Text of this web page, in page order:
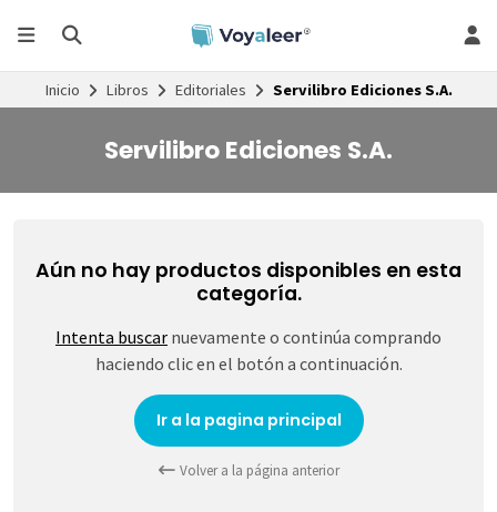
Inicio Libros Editoriales Servilibro Ediciones S.A.
Servilibro Ediciones S.A.
Aún no hay productos disponibles en esta
categoría.
Intenta buscar nuevamente o continúa comprando
haciendo clic en el botón a continuación.
Ir a la pagina principal
Volver a la página anterior